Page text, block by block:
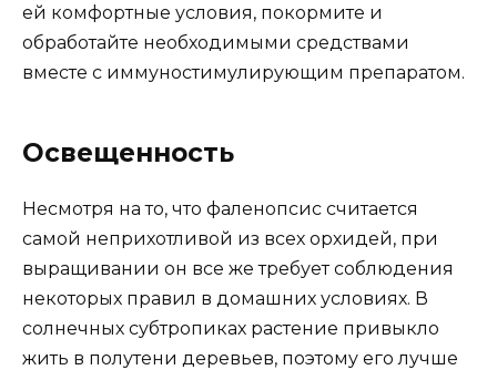
ей комфортные условия, покормите и
обработайте необходимыми средствами
вместе с иммуностимулирующим препаратом.
Освещенность
Несмотря на то, что фаленопсис считается
самой неприхотливой из всех орхидей, при
выращивании он все же требует соблюдения
некоторых правил в домашних условиях. В
солнечных субтропиках растение привыкло
жить в полутени деревьев, поэтому его лучше